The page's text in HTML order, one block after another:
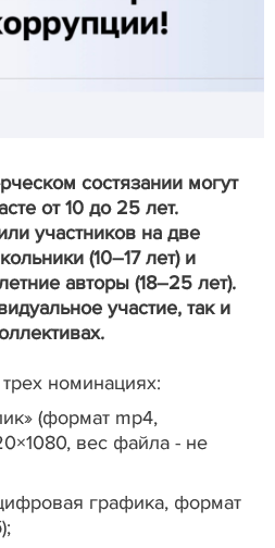
состязании могут
от 10 до 25 лет.
участников на две
(10–17 лет) и
авторы (18–25 лет).
участие, так и
номинациях:
(формат mp4,
вес файла - не
графика, формат